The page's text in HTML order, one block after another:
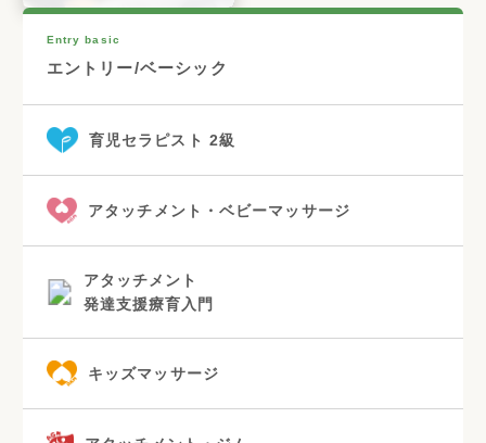
Entry basic
エントリー/ベーシック
育児セラピスト 2級
アタッチメント・ベビーマッサージ
アタッチメント
発達支援療育入門
キッズマッサージ